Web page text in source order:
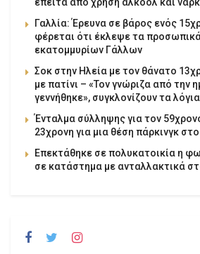
έπειτα από χρήση αλκοόλ και
Γαλλία: Έρευνα σε βάρος ενός
φέρεται ότι έκλεψε τα
εκατομμυρίων Γάλλων
Σοκ στην Ηλεία με τον θάνατο
με πατίνι – «Τον γνώριζα από την
γεννήθηκε», συγκλονίζουν τα
Ένταλμα σύλληψης για τον
23χρονη για μια θέση πάρκινγκ
Επεκτάθηκε σε πολυκατοικία η
σε κατάστημα με ανταλλακτικά